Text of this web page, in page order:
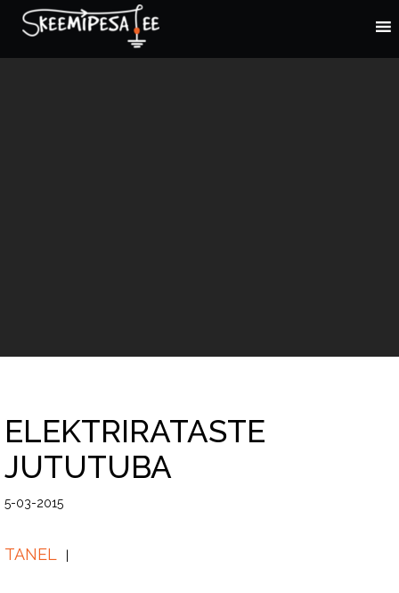
ELEKTRIRATASTE
JUTUTUBA
5-03-2015
TANEL